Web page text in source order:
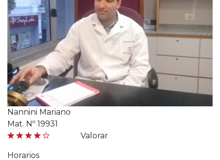
Nannini Mariano
Mat. Nº 19931
Valorar
Horarios